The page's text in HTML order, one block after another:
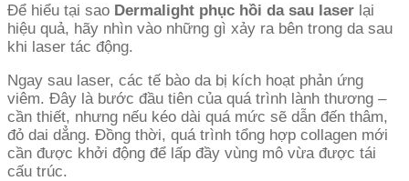
Để hiểu tại sao Dermalight phục hồi da sau laser lại
hiệu quả, hãy nhìn vào những gì xảy ra bên trong da sau
khi laser tác động.
Ngay sau laser, các tế bào da bị kích hoạt phản ứng
viêm. Đây là bước đầu tiên của quá trình lành thương –
cần thiết, nhưng nếu kéo dài quá mức sẽ dẫn đến thâm,
đỏ dai dẳng. Đồng thời, quá trình tổng hợp collagen mới
cần được khởi động để lấp đầy vùng mô vừa được tái
cấu trúc.